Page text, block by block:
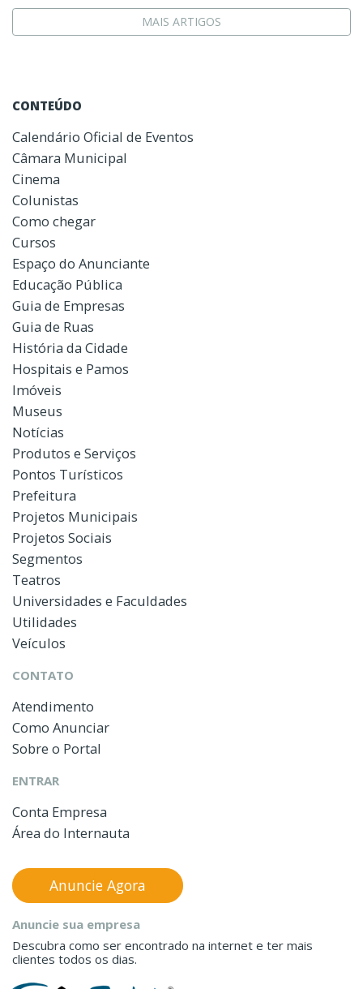
MAIS ARTIGOS
CONTEÚDO
Calendário Oficial de Eventos
Câmara Municipal
Cinema
Colunistas
Como chegar
Cursos
Espaço do Anunciante
Educação Pública
Guia de Empresas
Guia de Ruas
História da Cidade
Hospitais e Pamos
Imóveis
Museus
Notícias
Produtos e Serviços
Pontos Turísticos
Prefeitura
Projetos Municipais
Projetos Sociais
Segmentos
Teatros
Universidades e Faculdades
Utilidades
Veículos
CONTATO
Atendimento
Como Anunciar
Sobre o Portal
ENTRAR
Conta Empresa
Área do Internauta
Anuncie sua empresa
Descubra como ser encontrado na internet e ter mais
clientes todos os dias.
Anuncie Agora